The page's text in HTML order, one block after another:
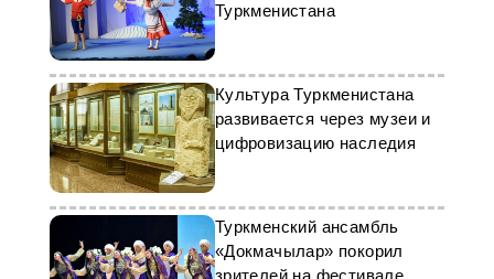
Туркменистана
Культура Туркменистана
развивается через музеи и
цифровизацию наследия
Туркменский ансамбль
«Докмачылар» покорил
зрителей на фестивале